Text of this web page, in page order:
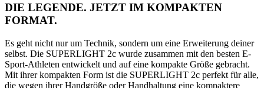
DIE LEGENDE. JETZT IM KOMPAKTEN
FORMAT.
Es geht nicht nur um Technik, sondern um eine Erweiterung deiner
selbst. Die SUPERLIGHT 2c wurde zusammen mit den besten E-
Sport-Athleten entwickelt und auf eine kompakte Größe gebracht.
Mit ihrer kompakten Form ist die SUPERLIGHT 2c perfekt für alle,
die wegen ihrer Handgröße oder Handhaltung eine kompaktere